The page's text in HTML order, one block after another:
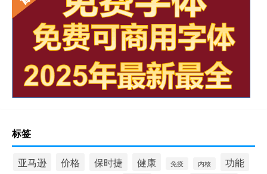
标签
亚马逊 价格 保时捷 健康 免疫 内核 功能